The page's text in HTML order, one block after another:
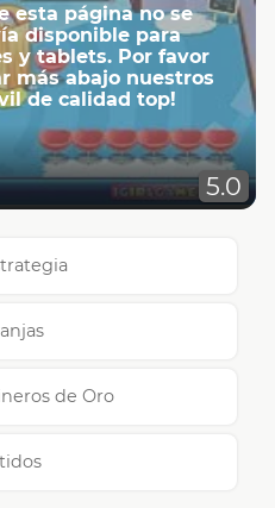
esta página no se
disponible para
y tablets. Por favor
más abajo nuestros
de calidad top!
5.0
de Oro